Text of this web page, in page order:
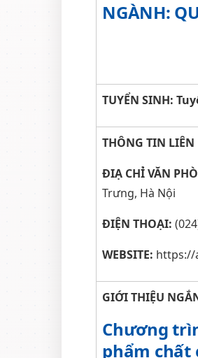
NGÀNH:
TUYỂN SINH:
THÔNG TIN LIÊN
ĐIẠ CHỈ VĂN
Trưng, Hà Nội
ĐIỆN THOẠI:
WEBSITE: https://
GIỚI THIỆU
Chương
phẩm chất